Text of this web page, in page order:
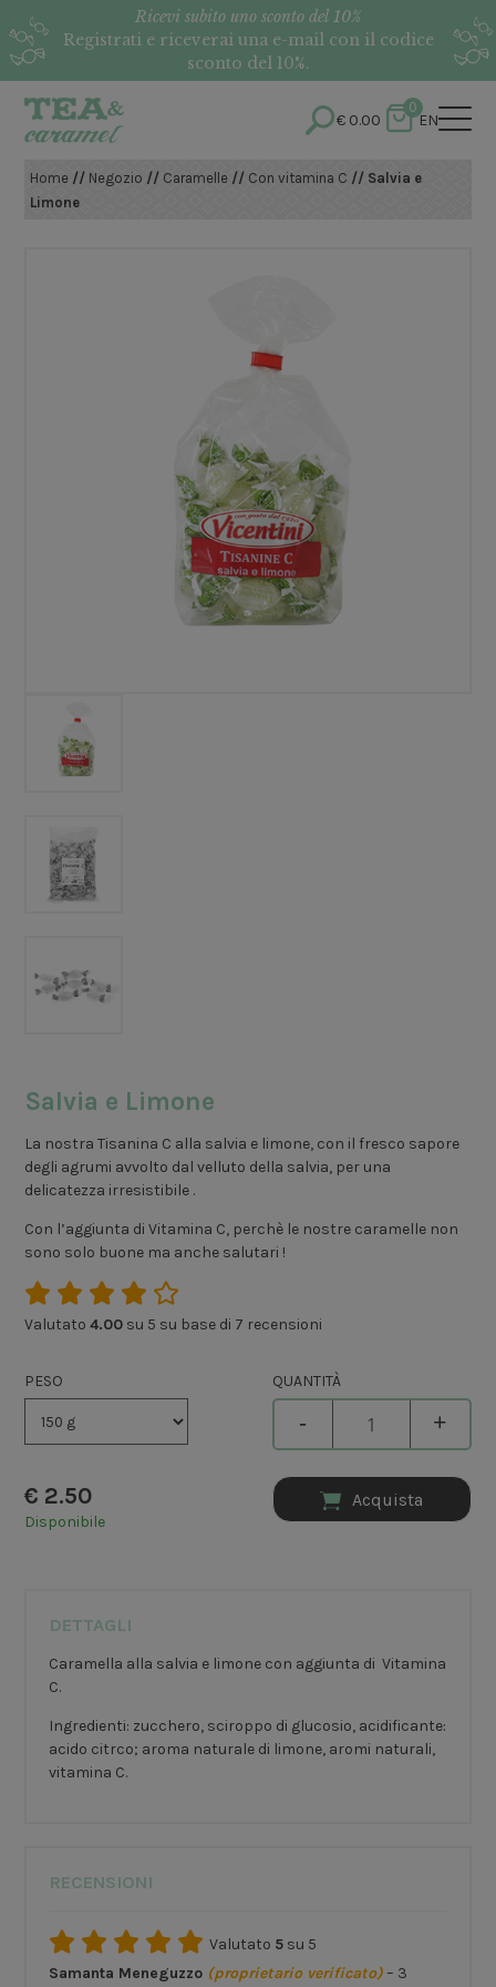
Ricevi subito uno sconto del 10%
Registrati e riceverai una e-mail con il codice
sconto del 10%.
€0.00
0
EN
Home // Negozio // Caramelle // Con vitamina C // Salvia e
Limone
Salvia e Limone
La nostra Tisanina C alla salvia e limone, con il fresco sapore
degli agrumi avvolto dal velluto della salvia, per una
delicatezza irresistibile .
Con l’aggiunta di Vitamina C, perchè le nostre caramelle non
sono solo buone ma anche salutari !
Valutato4.00 su 5 su base di 7 recensioni
PESO
€ 2.50
Disponibile
QUANTITÀ
- +
Acquista
DETTAGLI
Caramella alla salvia e limone con aggiunta di Vitamina
C.
Ingredienti: zucchero, sciroppo di glucosio, acidificante:
acido citrco; aroma naturale di limone, aromi naturali,
vitamina C.
RECENSIONI
Valutato 5 su 5
Samanta Meneguzzo (proprietario verificato) – 3